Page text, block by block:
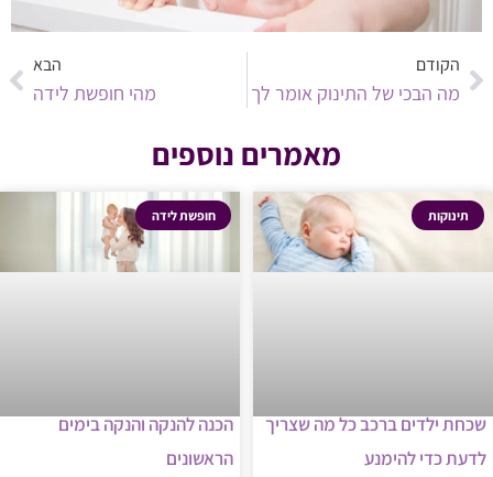
הקודם
מה הבכי של התינוק אומר לך
הבא
מהי חופשת לידה
מאמרים נוספים
תינוקות
שכחת ילדים ברכב כל מה שצריך
לדעת כדי להימנע
חופשת לידה
הכנה להנקה והנקה בימים
הראשונים